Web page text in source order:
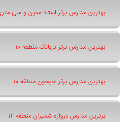
بهترین مدارس برتر استاد معین و سی
بهترین مدارس برتر بریانک منطقه 10
بهترین مدارس برتر جیحون منطقه 10
برترین مدارس دروازه شمیران منطقه 12